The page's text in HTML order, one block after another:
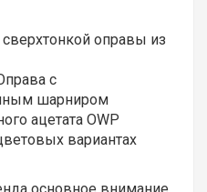
оправы из
с
шарниром
ацетата OWP
вариантах